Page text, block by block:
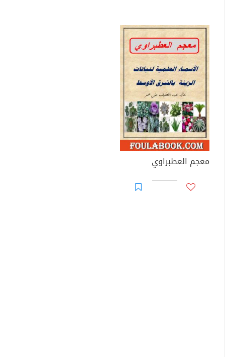
معجم العطبراوي